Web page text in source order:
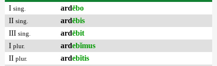
I sing. ardēbo
II sing. ardēbis
III sing. ardēbit
I plur. ardebĭmus
II plur. ardebĭtis